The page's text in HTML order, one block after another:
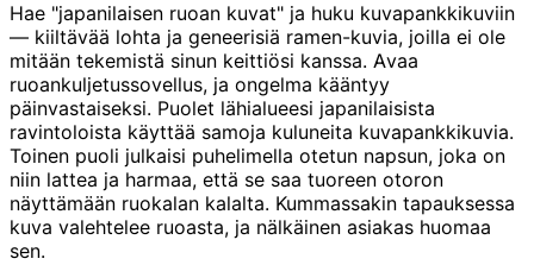
Hae "japanilaisen ruoan kuvat" ja huku kuvapankkikuviin
— kiiltävää lohta ja geneerisiä ramen-kuvia, joilla ei ole
mitään tekemistä sinun keittiösi kanssa. Avaa
ruoankuljetussovellus, ja ongelma kääntyy
päinvastaiseksi. Puolet lähialueesi japanilaisista
ravintoloista käyttää samoja kuluneita kuvapankkikuvia.
Toinen puoli julkaisi puhelimella otetun napsun, joka on
niin lattea ja harmaa, että se saa tuoreen otoron
näyttämään ruokalan kalalta. Kummassakin tapauksessa
kuva valehtelee ruoasta, ja nälkäinen asiakas huomaa
sen.